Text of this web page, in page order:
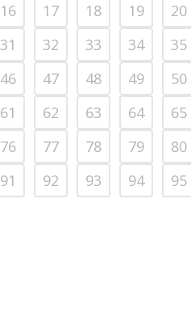
16 17 18 19 20
31 32 33 34 35
46 47 48 49 50
61 62 63 64 65
76 77 78 79 80
91 92 93 94 95